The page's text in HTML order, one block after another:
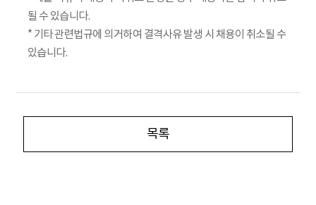
될 수 있습니다.
* 기타 관련법규에 의거하여 결격사유 발생 시 채용이 취소될 수
있습니다.
목록